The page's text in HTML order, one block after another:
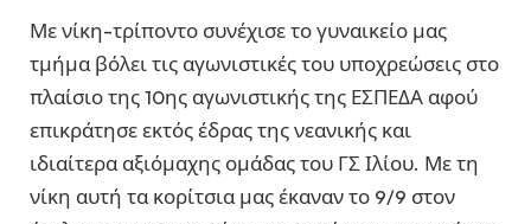
Με νίκη-τρίποντο συνέχισε το γυναικείο μας
τμήμα βόλει τις αγωνιστικές του υποχρεώσεις στο
πλαίσιο της 10ης αγωνιστικής της ΕΣΠΕΔΑ αφού
επικράτησε εκτός έδρας της νεανικής και
ιδιαίτερα αξιόμαχης ομάδας του ΓΣ Ιλίου. Με τη
νίκη αυτή τα κορίτσια μας έκαναν το 9/9 στον